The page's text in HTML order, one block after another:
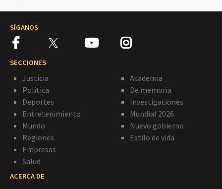
SÍGANOS
SECCIONES
Justicia
Política
Deportes
Entretenimiento
Mundo
Regiones
Empresas
Salud
Academia
De memoria
Investigaciones
Mundial 2026
Nuevo gobierno
Estilo de vida
ACERCA DE